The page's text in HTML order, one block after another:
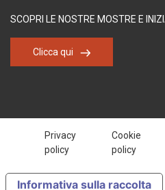
SCOPRI LE NOSTRE MOSTRE E
Clicca qui
Privacy
policy
Cookie
policy
Informativa sulla raccolta